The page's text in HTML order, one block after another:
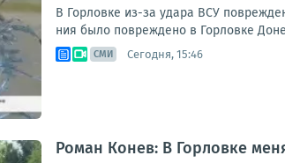
В Гор­лов­ке из-за уда­ра ВСУ
ния было повре­жде­но в Гор­лов­ке
СМИ Сегодня, 15:46
Роман Конев: В Горловке